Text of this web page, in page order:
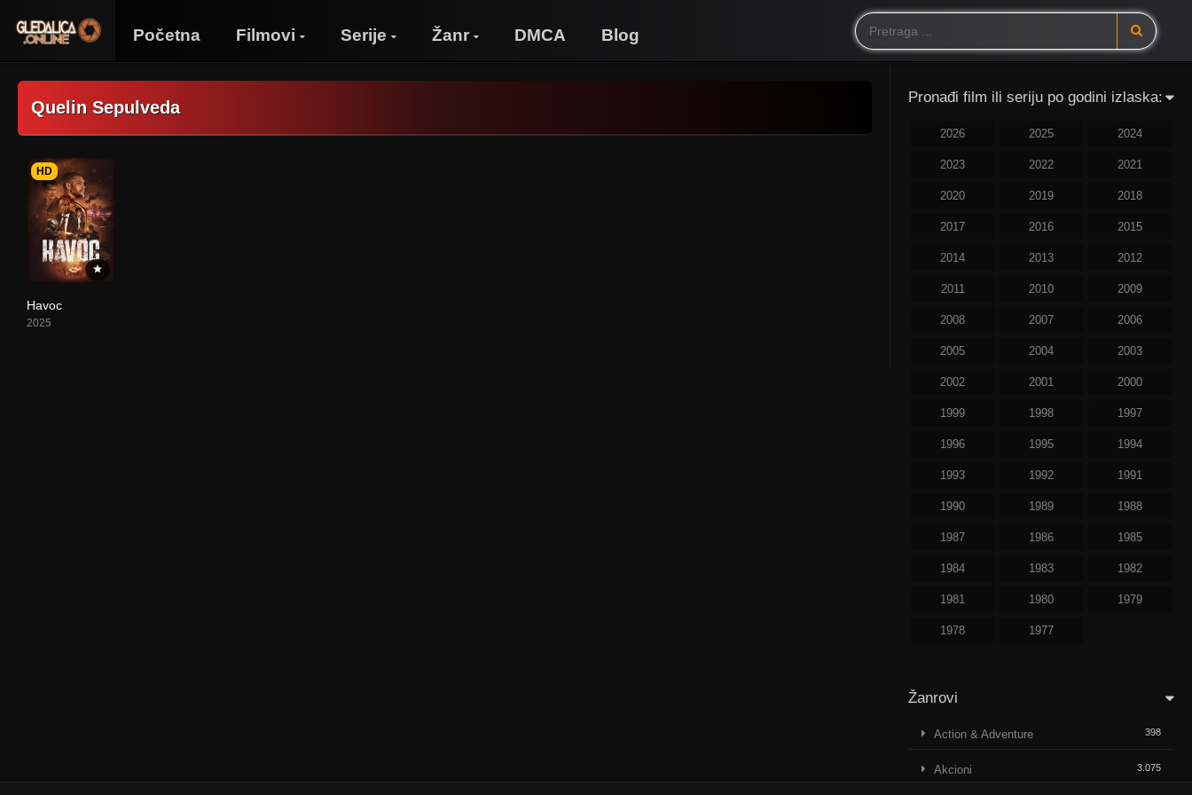
Početna Filmovi Serije Žanr DMCA Blog
Quelin Sepulveda
HD
Havoc
2025
Pronađi film ili seriju po godini izlaska:
2026 2025 2024
2023 2022 2021
2020 2019 2018
2017 2016 2015
2014 2013 2012
2011 2010 2009
2008 2007 2006
2005 2004 2003
2002 2001 2000
1999 1998 1997
1996 1995 1994
1993 1992 1991
1990 1989 1988
1987 1986 1985
1984 1983 1982
1981 1980 1979
1978 1977
Žanrovi
Action & Adventure 398
Akcioni 3.075